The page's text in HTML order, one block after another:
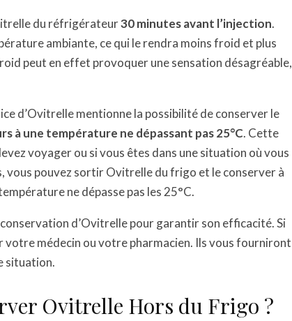
du réfrigérateur30 minutes avant l’injection.
ambiante, ce qui le rendra moins froid et plus
peut en effet provoquer une sensation désagréable,
d’Ovitrelle mentionne la possibilité de conserver le
à une température ne dépassant pas 25°C. Cette
voyager ou si vous êtes dans une situation où vous
vous pouvez sortir Ovitrelle du frigo et le conserver à
ne dépasse pas les 25°C.
d’Ovitrelle pour garantir son efficacité. Si
votre médecin ou votre pharmacien. Ils vous fourniront
situation.
Ovitrelle Hors du Frigo ?